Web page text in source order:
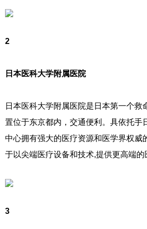
2
日本医科大学附属医院
日本医科大学附属医院是日本第一个救
置位于东京都内，交通便利。具依托手
中心拥有强大的医疗资源和医学界权威
于以尖端医疗设备和技术,提供更高端的
3